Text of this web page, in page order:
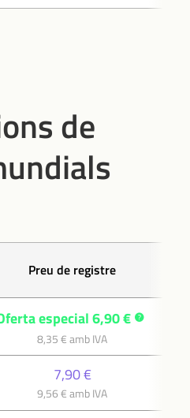
de
Preu de registre
especial 6,90 €
8,35 € amb IVA
7,90 €
9,56 € amb IVA